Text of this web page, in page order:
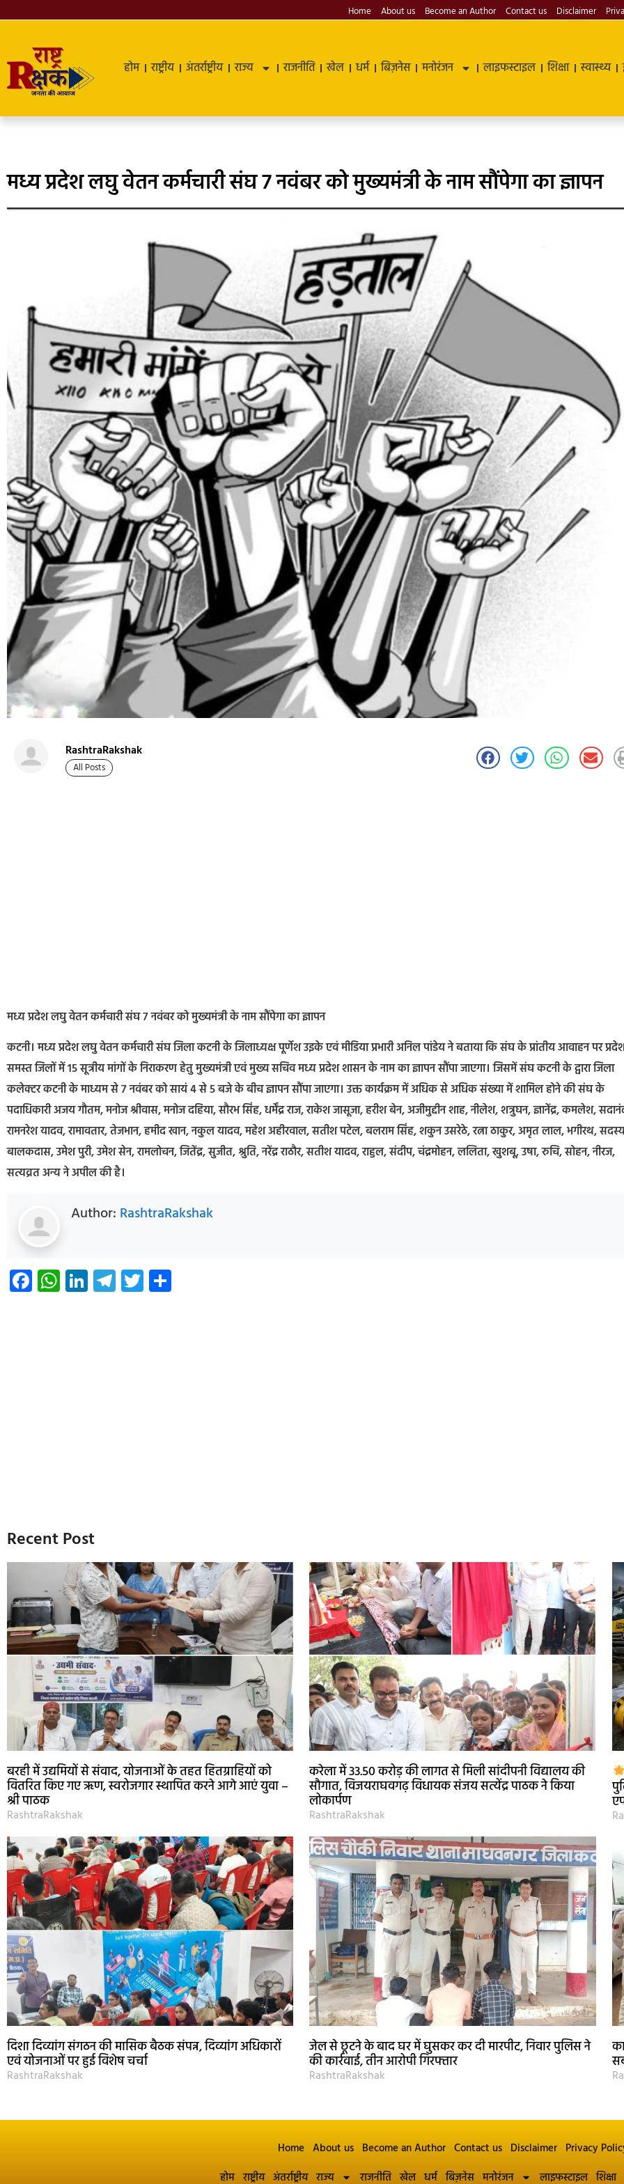
Home About us Become an Author Contact us Disclaimer
होम राष्ट्रीय अंतर्राष्ट्रीय राज्य राजनीति खेल धर्म बिज़नेस मनोरंजन लाइफस्टाइल शिक्षा स्वास्थ्य
मध्य प्रदेश लघु वेतन कर्मचारी संघ 7 नवंबर को मुख्यमंत्री के नाम सौंपेगा का ज्ञापन
RashtraRakshak
All Posts
मध्य प्रदेश लघु वेतन कर्मचारी संघ 7 नवंबर को मुख्यमंत्री के नाम सौंपेगा का ज्ञापन
कटनी। मध्य प्रदेश लघु वेतन कर्मचारी संघ जिला कटनी के जिलाध्यक्ष पूर्णेश उइके एवं मीडिया प्रभारी अनिल पांडेय ने बताया कि संघ के प्रांतीय आवाहन पर
समस्त जिलों में 15 सूत्रीय मांगों के निराकरण हेतु मुख्यमंत्री एवं मुख्य सचिव मध्य प्रदेश शासन के नाम का ज्ञापन सौंपा जाएगा। जिसमें संघ कटनी के द्वारा जिला
कलेक्टर कटनी के माध्यम से 7 नवंबर को सायं 4 से 5 बजे के बीच ज्ञापन सौंपा जाएगा। उक्त कार्यक्रम में अधिक से अधिक संख्या में शामिल होने की संघ के
पदाधिकारी अजय गौतम, मनोज श्रीवास, मनोज दहिया, सौरभ सिंह, धर्मेंद्र राज, राकेश जासूजा, हरीश बेन, अजीमुद्दीन शाह, नीलेश, शत्रुघन, ज्ञानेंद्र, कमलेश,
रामनरेश यादव, रामावतार, तेजभान, हमीद खान, नकुल यादव, महेश अहीरवाल, सतीश पटेल, बलराम सिंह, शकुन उसरेठे, रत्ना ठाकुर, अमृत लाल, भगीरथ,
बालकदास, उमेश पुरी, उमेश सेन, रामलोचन, जितेंद्र, सुजीत, श्रुति, नरेंद्र राठौर, सतीश यादव, राहुल, संदीप, चंद्रमोहन, ललिता, खुशबू, उषा, रुचि, सोहन, नीरज,
सत्यव्रत अन्य ने अपील की है।
Author: RashtraRakshak
Facebook
WhatsApp
LinkedIn
Telegram
Twitter
Recent Post
बरही में उद्यमियों से संवाद, योजनाओं के तहत हितग्राहियों को
वितरित किए गए ऋण, स्वरोजगार स्थापित करने आगे आएं युवा –
श्री पाठक
RashtraRakshak
करेला में 33.50 करोड़ की लागत से मिली सांदीपनी विद्यालय की
सौगात, विजयराघवगढ़ विधायक संजय सत्येंद्र पाठक ने किया
लोकार्पण
RashtraRakshak
दिशा दिव्यांग संगठन की मासिक बैठक संपन्न, दिव्यांग अधिकारों
एवं योजनाओं पर हुई विशेष चर्चा
RashtraRakshak
जेल से छूटने के बाद घर में घुसकर कर दी मारपीट, निवार पुलिस ने
की कार्रवाई, तीन आरोपी गिरफ्तार
RashtraRakshak
Home About us Become an Author Contact us Disclaimer Privacy
होम राष्ट्रीय अंतर्राष्ट्रीय राज्य राजनीति खेल धर्म बिज़नेस मनोरंजन लाइफस्टाइल शिक्षा